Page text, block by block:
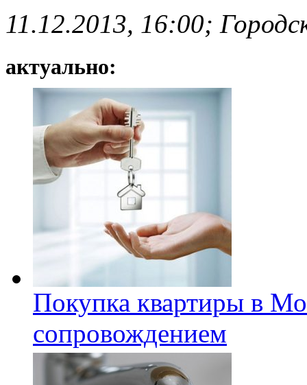
11.12.2013, 16:00;
актуально:
Покупка квартиры в
сопровождением